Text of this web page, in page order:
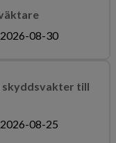
2026-08-30
skyddsvakter till
2026-08-25